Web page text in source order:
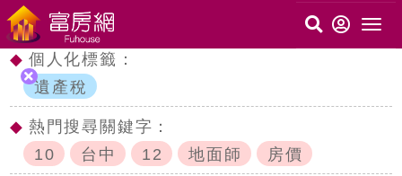
◆ 個人化標籤：
遺產稅
◆ 熱門搜尋關鍵字：
10
台中 12 地面師 房價